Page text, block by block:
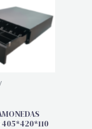
405*420*110